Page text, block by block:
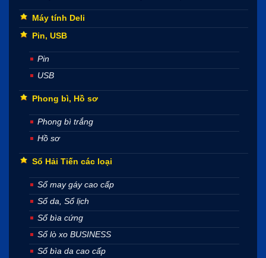
Máy tính Deli
Pin, USB
Pin
USB
Phong bì, Hồ sơ
Phong bì trắng
Hồ sơ
Sổ Hải Tiến các loại
Sổ may gáy cao cấp
Sổ da, Sổ lịch
Sổ bìa cứng
Sổ lò xo BUSINESS
Sổ bìa da cao cấp